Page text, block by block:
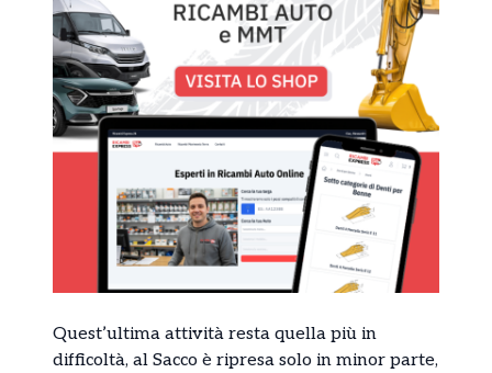
Quest’ultima attività resta quella più in
difficoltà, al Sacco è ripresa solo in minor parte,